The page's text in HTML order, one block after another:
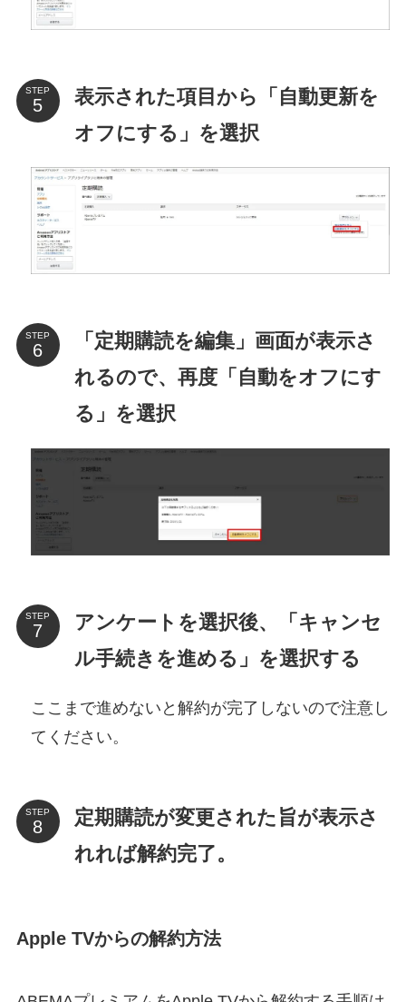
STEP
表示された項目から「自動更新を
オフにする」を選択
STEP
「定期購読を編集」画面が表示さ
れるので、再度「自動をオフにす
る」を選択
STEP
アンケートを選択後、「キャンセ
ル手続きを進める」を選択する
ここまで進めないと解約が完了しないので注意し
てください。
STEP
定期購読が変更された旨が表示さ
れれば解約完了。
Apple TVからの解約方法